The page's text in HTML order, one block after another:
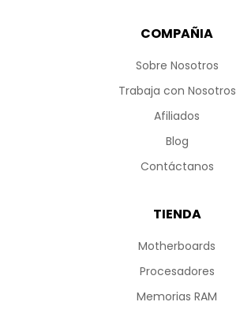
COMPAÑIA
Sobre Nosotros
Trabaja con Nosotros
Afiliados
Blog
Contáctanos
TIENDA
Motherboards
Procesadores
Memorias RAM